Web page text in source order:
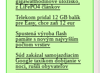
gigawatthodinové úložisko,
z LiFePO4 článkov
Telekom pridal 12 GB balík
pre Easy, chce zaň 12 eur
Spustená výroba flash
pamäte s novým najvyšším
počtom vrstiev
Súd zakázal samojazdiacim
Google taxíkom dobíjanie v
noci, rušili obyvateľov